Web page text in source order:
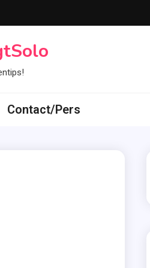
Contact/Pers